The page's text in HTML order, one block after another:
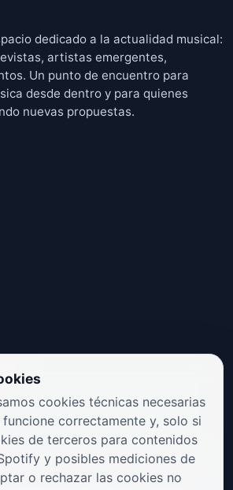
dedicado a la actualidad musical:
artistas emergentes,
Un punto de encuentro para
desde dentro y para quienes
nuevas propuestas.
sello o promotor? Envíanos tus
o propuestas musicales.
cookies técnicas necesarias
correctamente y, solo si
de terceros para contenidos
y posibles mediciones de
o rechazar las cookies no